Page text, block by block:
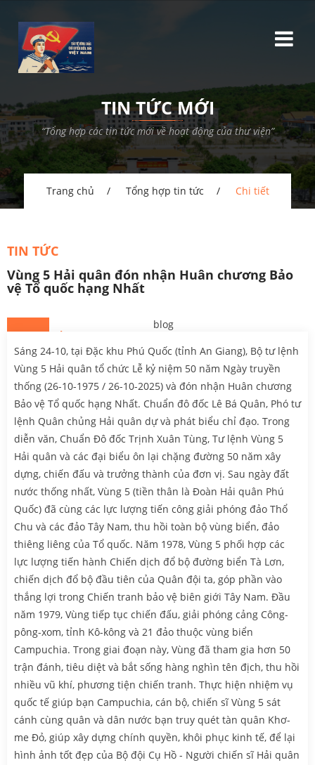
TIN TỨC MỚI
“Tổng hợp các tin tức mới về hoạt động của thư viện”
Trang chủ Tổng hợp tin tức Chi tiết
TIN TỨC
Vùng 5 Hải quân đón nhận Huân chương Bảo
vệ Tổ quốc hạng Nhất
26 Th.10
Sáng 24-10, tại Đặc khu Phú Quốc (tỉnh An Giang), Bộ tư lệnh
Vùng 5 Hải quân tổ chức Lễ kỷ niệm 50 năm Ngày truyền
thống (26-10-1975 / 26-10-2025) và đón nhận Huân chương
Bảo vệ Tổ quốc hạng Nhất. Chuẩn đô đốc Lê Bá Quân, Phó tư
lệnh Quân chủng Hải quân dự và phát biểu chỉ đạo. Trong
diễn văn, Chuẩn Đô đốc Trịnh Xuân Tùng, Tư lệnh Vùng 5
Hải quân và các đại biểu ôn lại chặng đường 50 năm xây
dựng, chiến đấu và trưởng thành của đơn vị. Sau ngày đất
nước thống nhất, Vùng 5 (tiền thân là Đoàn Hải quân Phú
Quốc) đã cùng các lực lượng tiến công giải phóng đảo Thổ
Chu và các đảo Tây Nam, thu hồi toàn bộ vùng biển, đảo
thiêng liêng của Tổ quốc. Năm 1978, Vùng 5 phối hợp các
lực lượng tiến hành Chiến dịch đổ bộ đường biển Tà Lơn,
chiến dịch đổ bộ đầu tiên của Quân đội ta, góp phần vào
thắng lợi trong Chiến tranh bảo vệ biên giới Tây Nam. Đầu
năm 1979, Vùng tiếp tục chiến đấu, giải phóng cảng Công-
pông-xom, tỉnh Kô-kông và 21 đảo thuộc vùng biển
Campuchia. Trong giai đoạn này, Vùng đã tham gia hơn 50
trận đánh, tiêu diệt và bắt sống hàng nghìn tên địch, thu hồi
nhiều vũ khí, phương tiện chiến tranh. Thực hiện nhiệm vụ
quốc tế giúp bạn Campuchia, cán bộ, chiến sĩ Vùng 5 sát
cánh cùng quân và dân nước bạn truy quét tàn quân Khơ-
me Đỏ, giúp xây dựng chính quyền, khôi phục kinh tế, để lại
hình ảnh tốt đẹp của Bộ đội Cụ Hồ - Người chiến sĩ Hải quân